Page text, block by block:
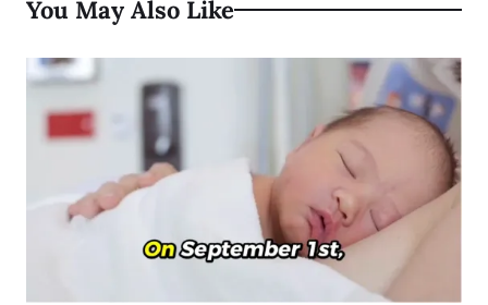
You May Also Like